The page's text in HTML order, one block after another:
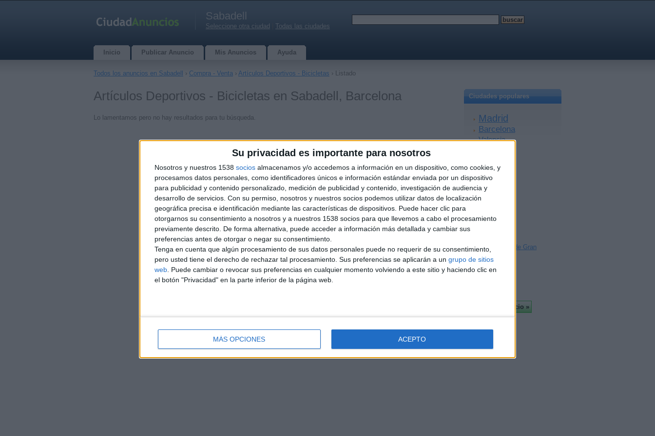
Su privacidad es importante para nosotros
Nosotros y nuestros 1538 socios almacenamos y/o accedemos a información en un dispositivo, como cookies, y
procesamos datos personales, como identificadores únicos e información estándar enviada por un dispositivo
para publicidad y contenido personalizado, medición de publicidad y contenido, investigación de audiencia y
desarrollo de servicios. Con su permiso, nosotros y nuestros socios podemos utilizar datos de localización
geográfica precisa e identificación mediante las características de dispositivos. Puede hacer clic para
otorgarnos su consentimiento a nosotros y a nuestros 1538 socios para que llevemos a cabo el procesamiento
previamente descrito. De forma alternativa, puede acceder a información más detallada y cambiar sus
preferencias antes de otorgar o negar su consentimiento.
Tenga en cuenta que algún procesamiento de sus datos personales puede no requerir de su consentimiento,
pero usted tiene el derecho de rechazar tal procesamiento. Sus preferencias se aplicarán a un grupo de sitios
web . Puede cambiar o revocar sus preferencias en cualquier momento volviendo a este sitio y haciendo clic en
el botón "Privacidad" en la parte inferior de la página web.
MÁS OPCIONES ACEPTO
Sabadell
Seleccione otra ciudad Todas las ciudades
Inicio Publicar Anuncio Mis Anuncios Ayuda
Todos los anuncios en Sabadell › Compra - Venta › Artículos Deportivos - Bicicletas › Listado
Artículos Deportivos - Bicicletas en Sabadell, Barcelona
Lo lamentamos pero no hay resultados para tu búsqueda.
Ciudades populares
Madrid
Barcelona
Valencia
Alicante
Zaragoza
Granada
A Coruña
Bilbao
Las Palmas de Gran
Canaria
Tarragona